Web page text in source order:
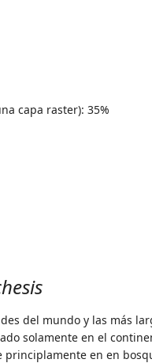
capa raster): 35%
del mundo y las más
solamente en el
en en